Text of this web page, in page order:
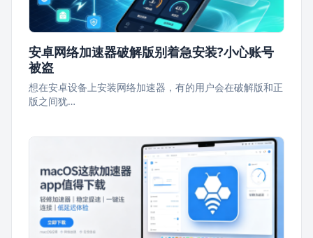
安卓网络加速器破解版别着急安装?小心账号
被盗
想在安卓设备上安装网络加速器，有的用户会在破解版和正
版之间犹…